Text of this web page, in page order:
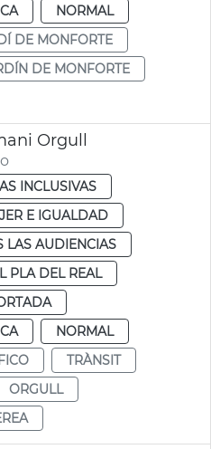
NORMAL
DE MONFORTE
DE MONFORTE
Orgull
INCLUSIVAS
E IGUALDAD
LAS AUDIENCIAS
PLA DEL REAL
NORMAL
TRÀNSIT
ORGULL